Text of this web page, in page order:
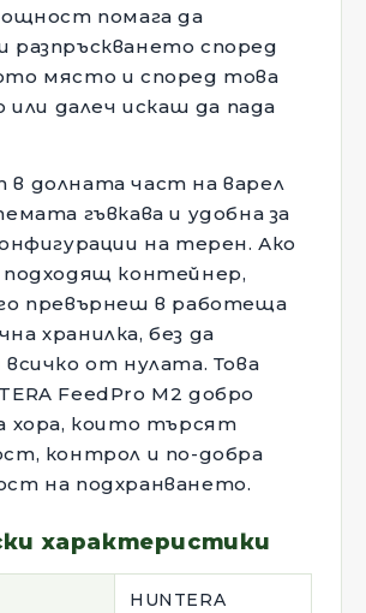
помага да
разпръскването според
място и според това
или далеч искаш да пада
долната част на варел
гъвкава и удобна за
на терен. Ако
контейнер,
превърнеш в работеща
хранилка, без да
от нулата. Това
FeedPro M2 добро
хора, които търсят
контрол и по-добра
на подхранването.
характеристики
HUNTERA